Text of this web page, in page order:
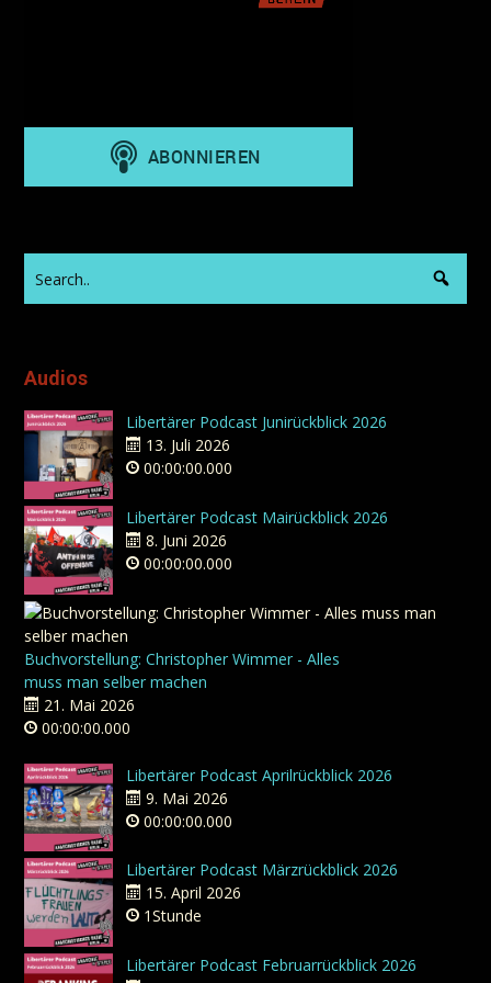
Audios
Libertärer Podcast Junirückblick 2026
13. Juli 2026
00:00:00.000
Libertärer Podcast Mairückblick 2026
8. Juni 2026
00:00:00.000
Buchvorstellung: Christopher Wimmer - Alles
muss man selber machen
21. Mai 2026
00:00:00.000
Libertärer Podcast Aprilrückblick 2026
9. Mai 2026
00:00:00.000
Libertärer Podcast Märzrückblick 2026
15. April 2026
1Stunde
Libertärer Podcast Februarrückblick 2026